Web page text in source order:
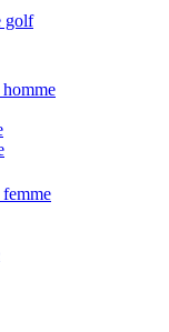
golf